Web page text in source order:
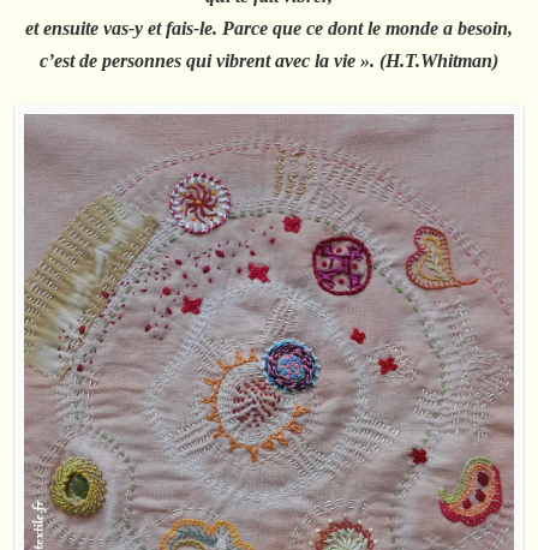
et ensuite vas-y et fais-le. Parce que ce dont le monde a besoin,
c’est de personnes qui vibrent avec la vie ». (H.T.Whitman)